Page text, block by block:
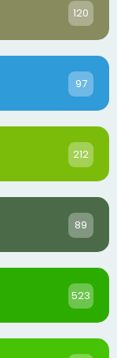
120
97
212
89
523